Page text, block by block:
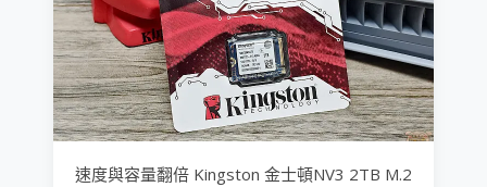
速度與容量翻倍 Kingston 金士頓NV3 2TB M.2